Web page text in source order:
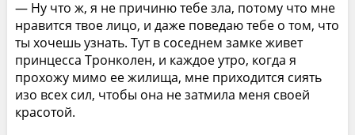
— Ну что ж, я не причиню тебе зла, потому что мне
нравится твое лицо, и даже поведаю тебе о том, что
ты хочешь узнать. Тут в соседнем замке живет
принцесса Тронколен, и каждое утро, когда я
прохожу мимо ее жилища, мне приходится сиять
изо всех сил, чтобы она не затмила меня своей
красотой.